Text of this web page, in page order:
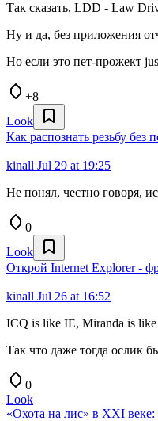
Так сказать, LDD - Law
Ну и да, без приложения
Но если это пет-прожект
+8
Look
Как распознать резьбу
kinall Jul 29 at 19:25
Не понял, честно говоря,
0
Look
Открой Internet Explorer -
kinall Jul 26 at 16:52
ICQ is like IE, Miranda is like
Так что даже тогда ослик
0
Look
«Охота на лис» в XXI